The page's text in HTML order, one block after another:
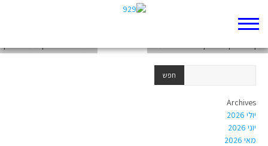
Archives
יולי 2026
יוני 2026
מאי 2026